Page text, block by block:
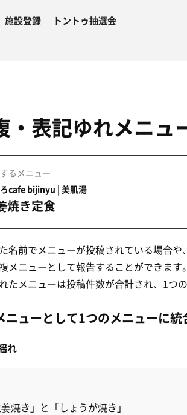
施設登録 トントゥ抽選会
・表記ゆれメニュ
るメニュー
cafe bijinyu | 美肌湯
焼き定食
名前でメニューが投稿されている場合
メニューとして報告することができます。
たメニューは投稿件数が合計され、1つ
ニューとして1つのメニューに統
れ
姜焼き」と「しょうが焼き」